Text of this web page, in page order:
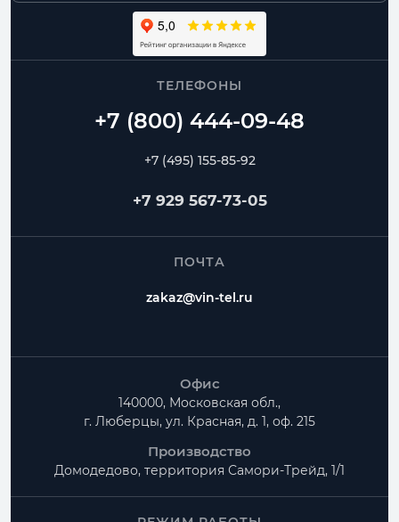
ТЕЛЕФОНЫ
+7 (495) 155-85-92
+7 929 567-73-05
ПОЧТА
zakaz@vin-tel.ru
Офис
140000, Московская обл.,
г. Люберцы, ул. Красная, д. 1, оф. 215
Производство
Домодедово, территория Самори-Трейд, 1/1